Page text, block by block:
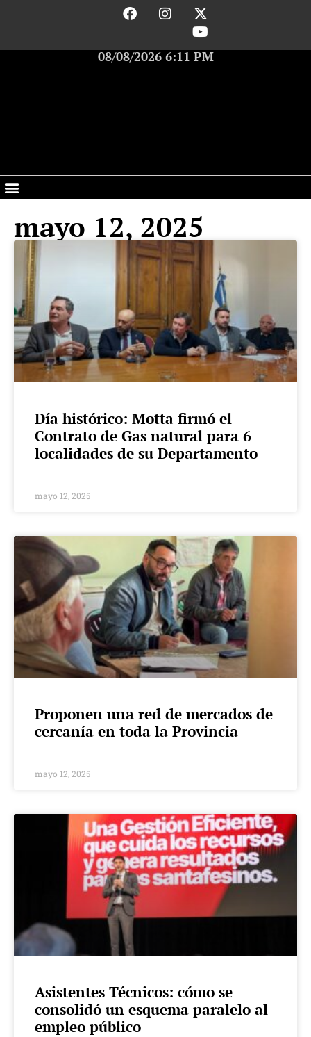
08/08/2026 6:11 PM
mayo 12, 2025
Día histórico: Motta firmó el
Contrato de Gas natural para 6
localidades de su Departamento
mayo 12, 2025
Proponen una red de mercados de
cercanía en toda la Provincia
mayo 12, 2025
Asistentes Técnicos: cómo se
consolidó un esquema paralelo al
empleo público